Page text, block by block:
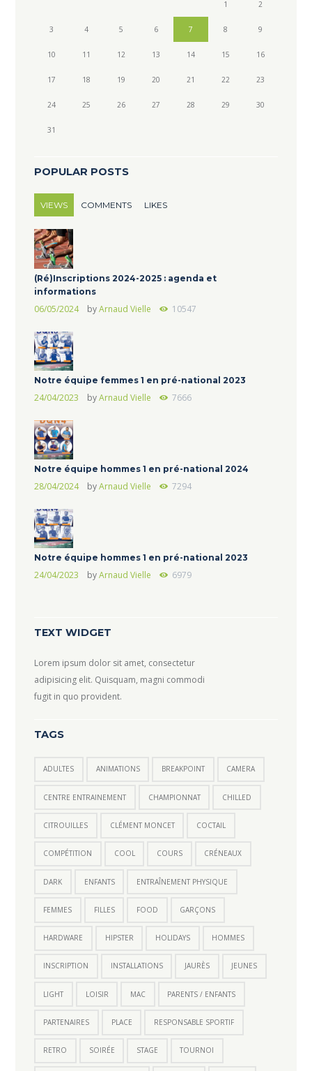
1 2
3 4 5 6 7 8 9
10 11 12 13 14 15 16
17 18 19 20 21 22 23
24 25 26 27 28 29 30
31
POPULAR POSTS
VIEWS COMMENTS LIKES
(Ré)Inscriptions 2024-2025 : agenda et
informations
06/05/2024 byArnaud Vielle 10547
Notre équipe femmes 1 en pré-national 2023
24/04/2023 byArnaud Vielle 7666
Notre équipe hommes 1 en pré-national 2024
28/04/2024 byArnaud Vielle 7294
Notre équipe hommes 1 en pré-national 2023
24/04/2023 byArnaud Vielle 6979
TEXT WIDGET
Lorem ipsum dolor sit amet, consectetur
adipisicing elit. Quisquam, magni commodi
fugit in quo provident.
TAGS
ADULTES ANIMATIONS BREAKPOINT CAMERA
CENTRE ENTRAINEMENT CHAMPIONNAT CHILLED
CITROUILLES CLÉMENT MONCET COCTAIL
COMPÉTITION COOL COURS CRÉNEAUX
DARK ENFANTS ENTRAÎNEMENT PHYSIQUE
FEMMES FILLES FOOD GARÇONS
HARDWARE HIPSTER HOLIDAYS HOMMES
INSCRIPTION INSTALLATIONS JAURÈS JEUNES
LIGHT LOISIR MAC PARENTS / ENFANTS
PARTENAIRES PLACE RESPONSABLE SPORTIF
RETRO SOIRÉE STAGE TOURNOI